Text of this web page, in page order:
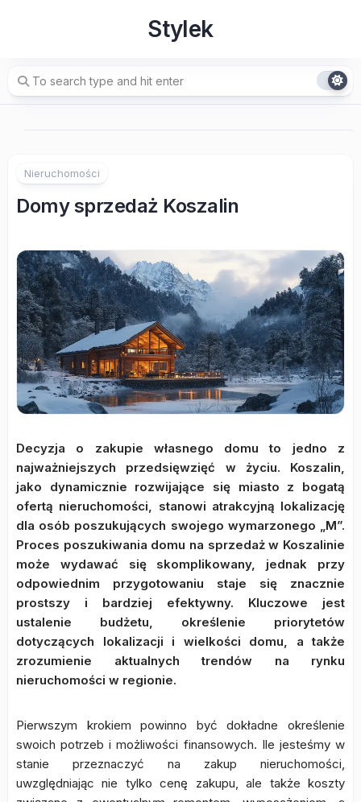
Stylek
Nieruchomości
Domy sprzedaż Koszalin
Decyzja o zakupie własnego domu to jedno z
najważniejszych przedsięwzięć w życiu. Koszalin,
jako dynamicznie rozwijające się miasto z bogatą
ofertą nieruchomości, stanowi atrakcyjną lokalizację
dla osób poszukujących swojego wymarzonego „M”.
Proces poszukiwania domu na sprzedaż w Koszalinie
może wydawać się skomplikowany, jednak przy
odpowiednim przygotowaniu staje się znacznie
prostszy i bardziej efektywny. Kluczowe jest
ustalenie budżetu, określenie priorytetów
dotyczących lokalizacji i wielkości domu, a także
zrozumienie aktualnych trendów na rynku
nieruchomości w regionie.
Pierwszym krokiem powinno być dokładne określenie
swoich potrzeb i możliwości finansowych. Ile jesteśmy w
stanie przeznaczyć na zakup nieruchomości,
uwzględniając nie tylko cenę zakupu, ale także koszty